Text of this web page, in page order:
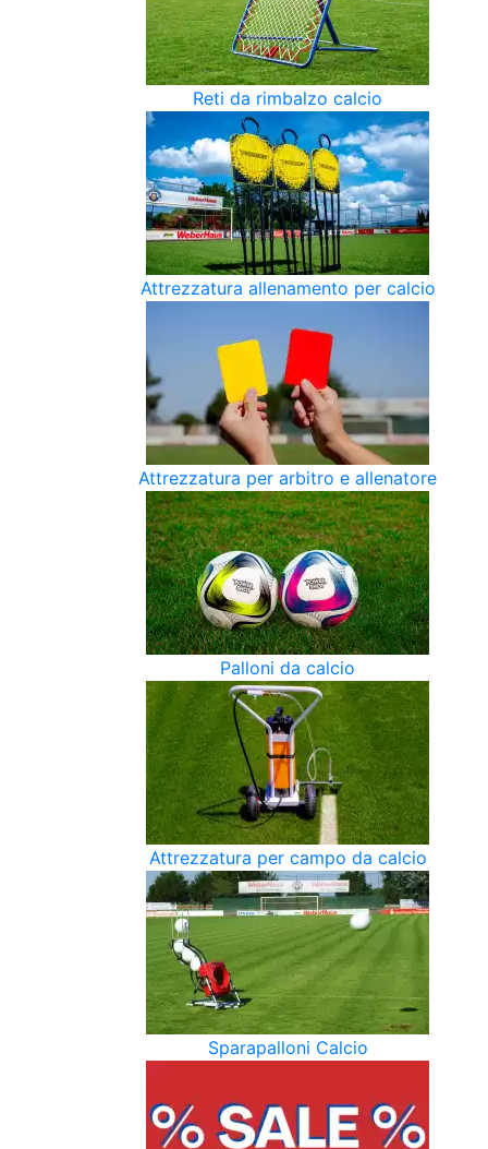
Reti da rimbalzo calcio
Attrezzatura allenamento per calcio
Attrezzatura per arbitro e allenatore
Palloni da calcio
Attrezzatura per campo da calcio
Sparapalloni Calcio